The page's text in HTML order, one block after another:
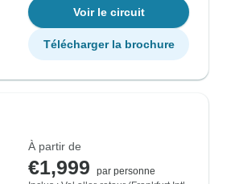
Voir le circuit
Télécharger la brochure
À partir de
€1,999
par personne